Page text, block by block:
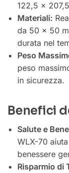
122,5 x
Materiali:
da 50 x 50
durata nel
Peso
peso
in sicurezza.
Benefici
Salute e
WLX-70
benessere
Risparmio di